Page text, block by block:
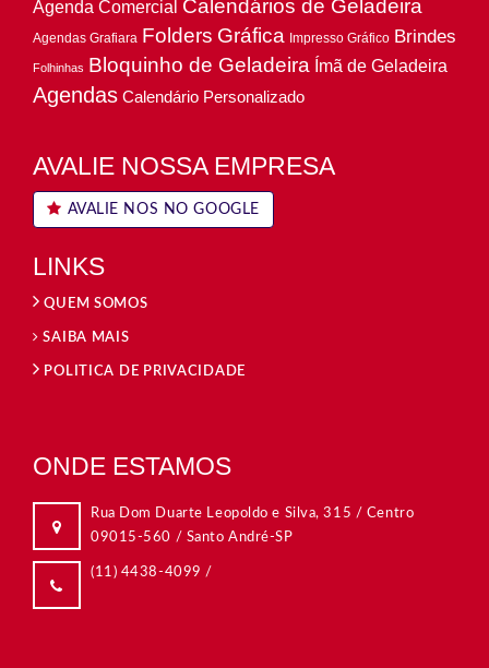
Agenda Comercial Calendários de Geladeira
Agendas Grafiara Folders Gráfica Impresso Gráfico Brindes
Folhinhas Bloquinho de Geladeira Ímã de Geladeira
Agendas Calendário Personalizado
AVALIE NOSSA EMPRESA
AVALIE NOS NO GOOGLE
LINKS
QUEM SOMOS
SAIBA MAIS
POLITICA DE PRIVACIDADE
ONDE ESTAMOS
Rua Dom Duarte Leopoldo e Silva, 315 / Centro
09015-560 / Santo André-SP
(11) 4438-4099 /